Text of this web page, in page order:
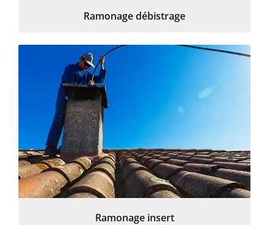
Ramonage débistrage
Ramonage insert